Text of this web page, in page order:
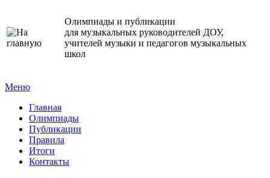
Олимпиады и публикации
для музыкальных руководителей ДОУ,
учителей музыки и педагогов музыкальных
школ
Меню
Главная
Олимпиады
Публикации
Правила
Итоги
Контакты